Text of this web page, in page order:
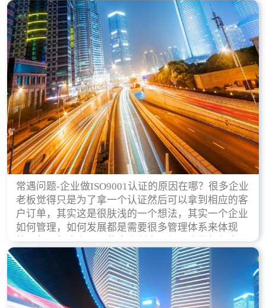
据。
常遇问题-企业做ISO9001认证的原因在哪？很多企业
老板觉得只是为了拿一个认证然后可以拿到相应的客
户订单，其实这是很肤浅的一个想法，其实一个企业
如何管理，如何发展都是需要很多管理体系来体现
的，每天都会有不同的企业创立，但是我们如何去证
实一个企业的合法，有质量保证了？这就是ISO9001
认证体现价值的时候，那么键锋小编就来细说下企业
做ISO9001认证的根本原因。